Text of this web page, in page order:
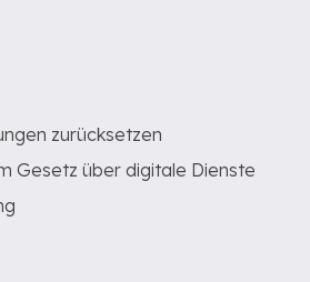
zurücksetzen
Gesetz über digitale Dienste